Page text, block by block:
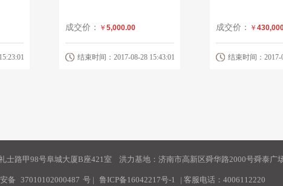
成交价： ￥ 5,000.00
结束时间：2017-08-28 15:43:01
成交价： ￥
结束时间：2017-
士路甲98号阜城大厦B座421室 洪力基地：济南市高新区舜华路2000号舜泰广
备 37010102000487 号 | 鲁ICP备16042217号-1 | 客服电话：4006112220